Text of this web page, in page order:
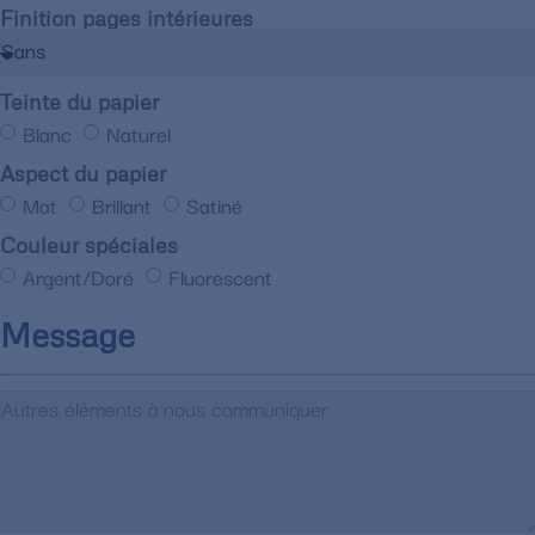
Finition pages intérieures
Teinte du papier
Blanc Naturel
Aspect du papier
Mat Brillant Satiné
Couleur spéciales
Argent/Doré Fluorescent
Message